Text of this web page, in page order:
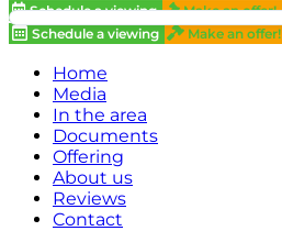
Schedule a viewing Make an offer!
Schedule a viewing
Make an offer!
Home
Media
In the area
Documents
Offering
About us
Reviews
Contact